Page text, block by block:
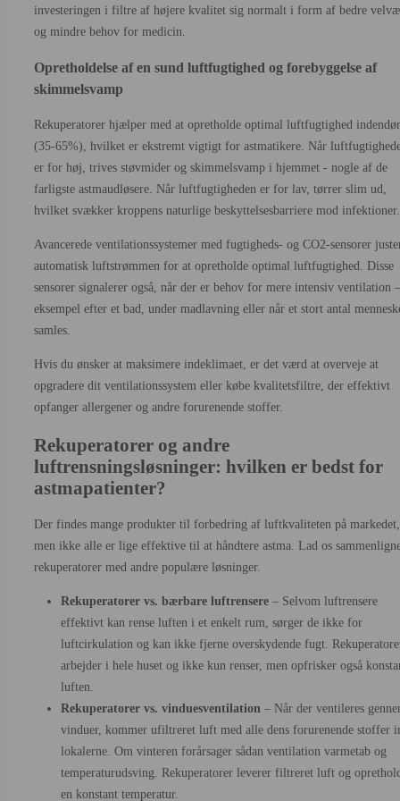
investeringen i filtre af højere kvalitet sig normalt i form af bedre
og mindre behov for medicin.
Opretholdelse af en sund luftfugtighed og forebyggelse af
skimmelsvamp
Rekuperatorer hjælper med at opretholde optimal luftfugtighed
(35-65%), hvilket er ekstremt vigtigt for astmatikere. Når
er for høj, trives støvmider og skimmelsvamp i hjemmet - nogle af de
farligste astmaudløsere. Når luftfugtigheden er for lav, tørrer slim ud,
hvilket svækker kroppens naturlige beskyttelsesbarriere mod infektioner.
Avancerede ventilationssystemer med fugtigheds- og CO2-sensorer
automatisk luftstrømmen for at opretholde optimal luftfugtighed. Disse
sensorer signalerer også, når der er behov for mere intensiv ventilation
eksempel efter et bad, under madlavning eller når et stort antal
samles.
Hvis du ønsker at maksimere indeklimaet, er det værd at overveje at
opgradere dit ventilationssystem eller købe kvalitetsfiltre, der effektivt
opfanger allergener og andre forurenende stoffer.
Rekuperatorer og andre
luftrensningsløsninger: hvilken er bedst for
astmapatienter?
Der findes mange produkter til forbedring af luftkvaliteten på markedet,
men ikke alle er lige effektive til at håndtere astma. Lad os
rekuperatorer med andre populære løsninger.
Rekuperatorer vs. bærbare luftrensere – Selvom luftrensere
effektivt kan rense luften i et enkelt rum, sørger de ikke for
luftcirkulation og kan ikke fjerne overskydende fugt.
arbejder i hele huset og ikke kun renser, men opfrisker også
luften.
Rekuperatorer vs. vinduesventilation – Når der ventileres
vinduer, kommer ufiltreret luft med alle dens forurenende stoffer
lokalerne. Om vinteren forårsager sådan ventilation varmetab og
temperaturudsving. Rekuperatorer leverer filtreret luft og
en konstant temperatur.